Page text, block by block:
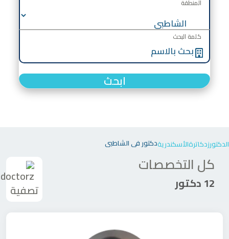
المنطقة
كلمة البحث
ابحث
الدكتورزدكاترةالأسكندريةدكتور في الشاطبي
كل التخصصات
12 دكتور تصفية